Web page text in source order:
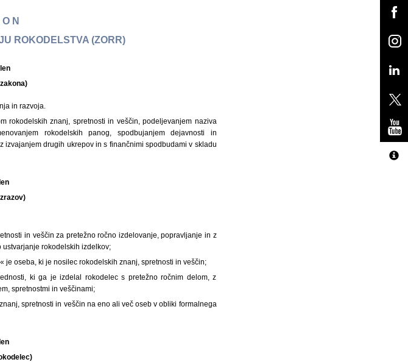
N
ROKODELSTVA (ZORR)
in razvoja.
rokodelskih znanj, spretnosti in veščin, podeljevanjem naziva
rokodelskih panog, spodbujanjem dejavnosti in
drugih ukrepov in s finančnimi spodbudami v skladu
in veščin za pretežno ročno izdelovanje, popravljanje in z
rokodelskih izdelkov;
oseba, ki je nosilec rokodelskih znanj, spretnosti in veščin;
ki ga je izdelal rokodelec s pretežno ročnim delom, z
spretnostmi in veščinami;
spretnosti in veščin na eno ali več oseb v obliki formalnega